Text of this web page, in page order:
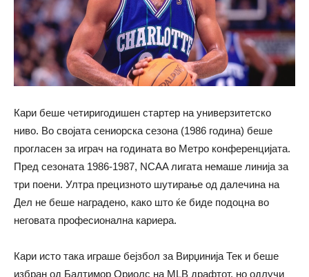
Кари беше четиригодишен стартер на универзитетско
ниво. Во својата сениорска сезона (1986 година) беше
прогласен за играч на годината во Метро конференцијата.
Пред сезоната 1986-1987, NCAA лигата немаше линија за
три поени. Ултра прецизното шутирање од далечина на
Дел не беше наградено, како што ќе биде подоцна во
неговата професионална кариера.
Кари исто така играше бејзбол за Вирџинија Тек и беше
избран од Балтимор Ориолс на MLB драфтот, но одлучи